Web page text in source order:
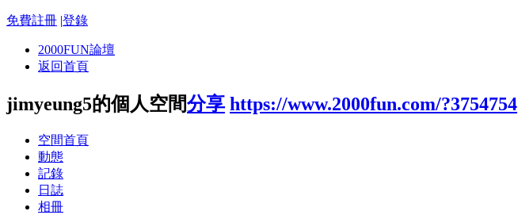
免費註冊 |登錄
2000FUN論壇
返回首頁
jimyeung5的個人空間分享 https://www.2000fun.com/?3754754
空間首頁
動態
記錄
日誌
相冊